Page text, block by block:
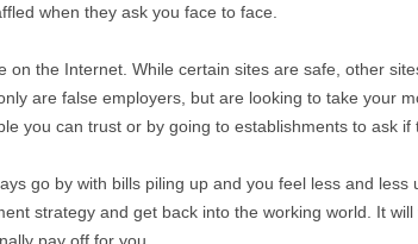
when they ask you face to face.
on the Internet. While certain sites are safe, other
are false employers, but are looking to take your
you can trust or by going to establishments to ask if
go by with bills piling up and you feel less and less
strategy and get back into the working world. It will
pay off for you.